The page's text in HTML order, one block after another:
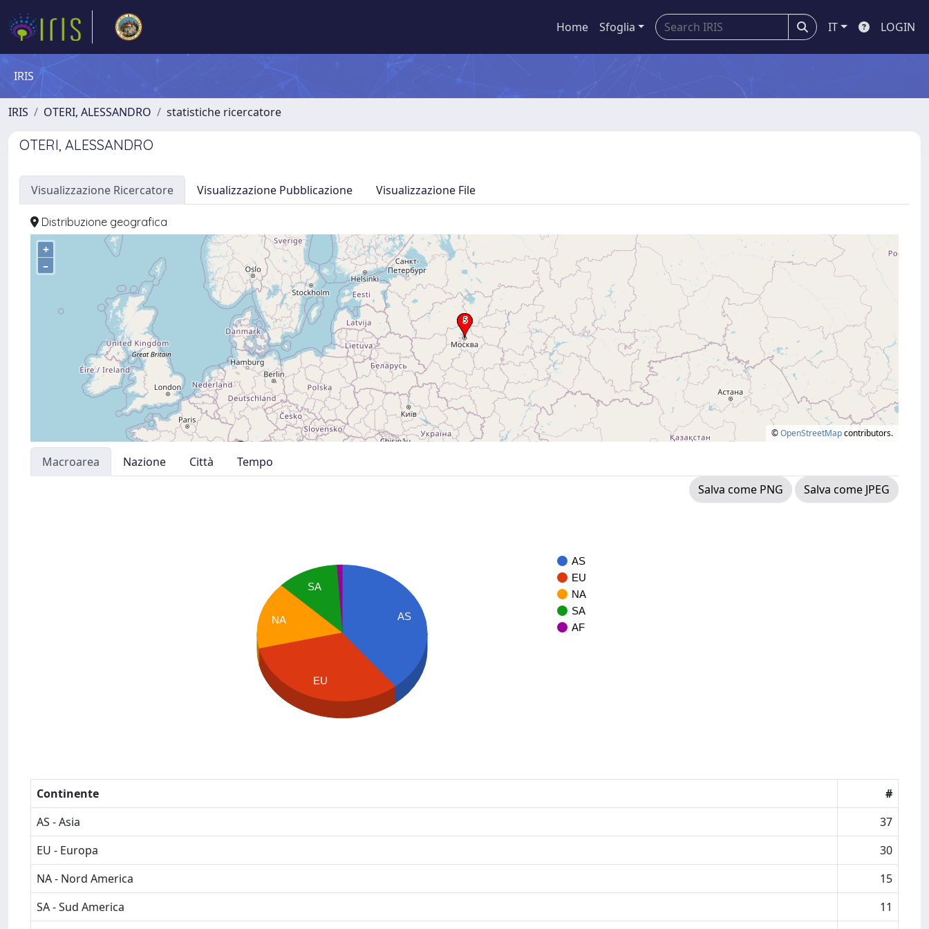
Home Sfoglia IT LOGIN
IRIS
IRIS OTERI, ALESSANDRO statistiche ricercatore
OTERI, ALESSANDRO
Visualizzazione Ricercatore Visualizzazione Pubblicazione Visualizzazione File
Distribuzione geografica
+
–
©OpenStreetMapcontributors.
Macroarea Nazione Città
Tempo
Salva come PNG
Salva come JPEG
AS
EU
NA
SA
AF
AS
SA
NA
EU
Continente
#
AS - Asia
37
EU - Europa
30
NA - Nord America
15
SA - Sud America
11